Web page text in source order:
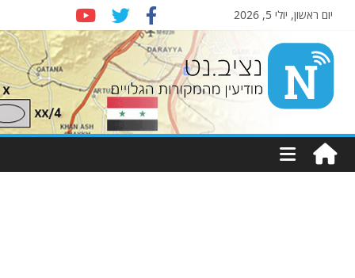
יום ראשון, יולי 5, 2026
Nziv.net
מודיעין
מהמקורות